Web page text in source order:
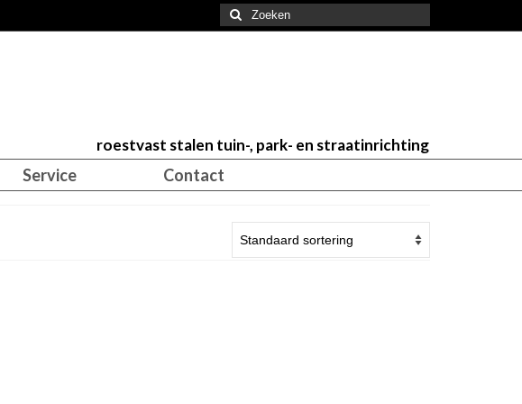
Zoeken
naar:
roestvast stalen tuin-, park- en straatinrichting
Service Contact